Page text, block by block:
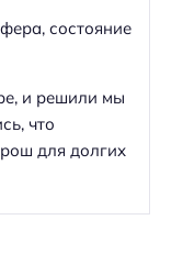
и решили мы
что
для долгих